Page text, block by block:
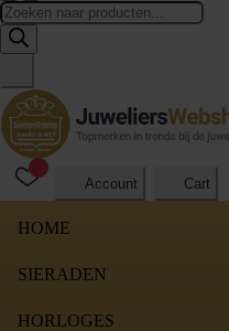
Producten
zoeken
Account Cart
HOME
SIERADEN
HORLOGES